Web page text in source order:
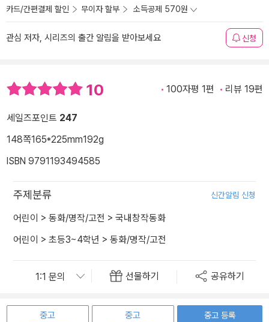
카드/간편결제 할인 무이자 할부 소득공제 570원
관심 저자, 시리즈의 출간 알림을 받아보세요 신청
10 100자평 1편 리뷰 19편
세일즈포인트 247
148쪽165*225mm192g
ISBN 9791193494585
주제분류 신간알림 신청
어린이 > 동화/명작/고전 > 국내창작동화
어린이 > 초등3~4학년 > 동화/명작/고전
선물하기 공유하기
중고
중고
중고 등록